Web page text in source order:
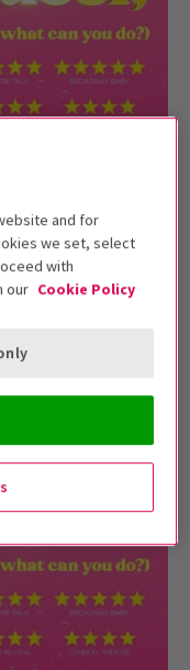
You Do)
Welt von My Son's
and for
we set, select
with
our Cookie Policy